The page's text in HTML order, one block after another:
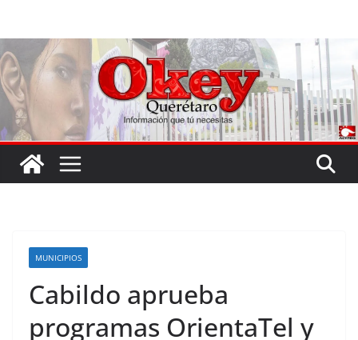
contenido
MUNICIPIOS
Cabildo aprueba
programas OrientaTel y